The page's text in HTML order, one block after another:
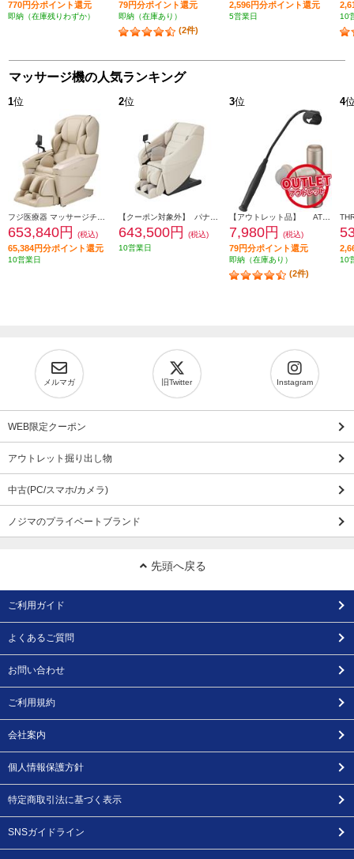
770円分ポイント還元
即納（在庫残りわずか）
79円分ポイント還元
即納（在庫あり）
(2件)
2,596円分ポイント還元
5営業日 10
マッサージ機の人気ランキング
1位
653,840円 (税込)
65,384円分ポイント還元
10営業日
2位
643,500円
(税込)
10営業日
3位
7,980円 (税込)
79円分ポイント還元
即納（在庫あり）
(2件)
4
10
メルマガ 旧Twitter Instagram
WEB限定クーポン
アウトレット掘り出し物
中古(PC/スマホ/カメラ)
ノジマのプライベートブランド
先頭へ戻る
ご利用ガイド
よくあるご質問
お問い合わせ
ご利用規約
会社案内
個人情報保護方針
特定商取引法に基づく表示
SNSガイドライン